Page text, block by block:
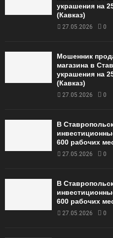
украшения на
(Кавказ)
27.05.2026 0
Мошенник
магазина в
украшения на
(Кавказ)
27.05.2026 0
В
600 рабочих
27.05.2026 0
В
600 рабочих
27.05.2026 0